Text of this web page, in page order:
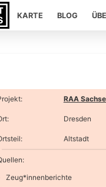
KARTE BLOG
: RAA
: Dresden
: Altstadt
Zeug*innenberichte